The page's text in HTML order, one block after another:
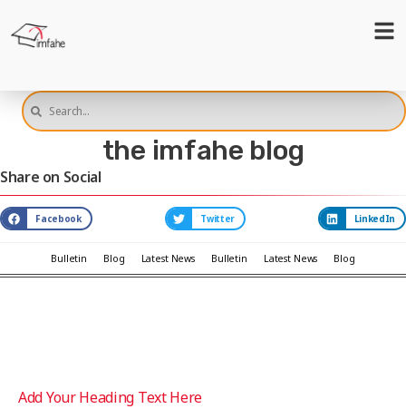
the imfahe blog
Share on Social
Facebook Twitter LinkedIn
Bulletin Blog Latest News Bulletin Latest News Blog
Add Your Heading Text Here